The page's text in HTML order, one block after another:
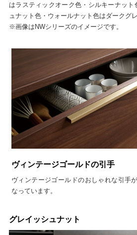
はラスティックオーク色・シルキーナッ
ュナット色・ウォールナット色はダークグレ
※画像はNWシリーズのイメージです。
ヴィンテージゴールドの引手
ヴィンテージゴールドのおしゃれな引手
なっています。
グレイッシュナット